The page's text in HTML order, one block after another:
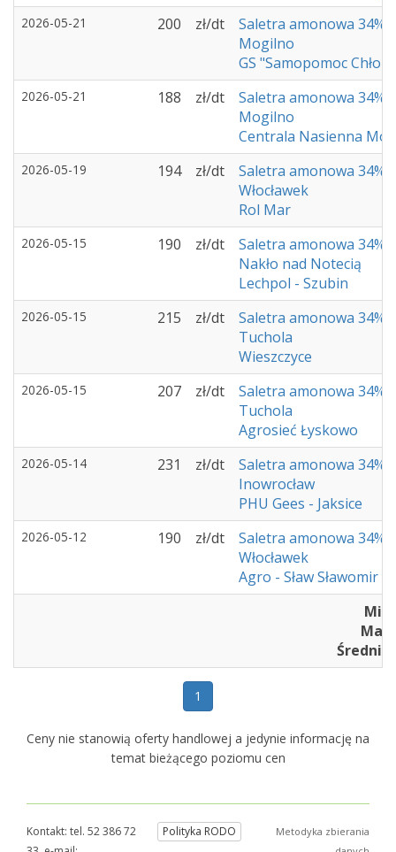
2026-05-21 200 zł/dt
Saletra amonowa 34%
Mogilno
GS "Samopomoc
2026-05-21 188 zł/dt
Saletra amonowa 34%
Mogilno
Centrala Nasienna
2026-05-19 194 zł/dt
Saletra amonowa 34%
Włocławek
Rol Mar
2026-05-15 190 zł/dt
Saletra amonowa 34%
Nakło nad Notecią
Lechpol - Szubin
2026-05-15 215 zł/dt
Saletra amonowa 34%
Tuchola
Wieszczyce
2026-05-15 207 zł/dt
Saletra amonowa 34%
Tuchola
Agrosieć Łyskowo
2026-05-14 231 zł/dt
Saletra amonowa 34%
Inowrocław
PHU Gees - Jaksice
2026-05-12 190 zł/dt
Saletra amonowa 34%
Włocławek
Agro - Sław Sławomir
Min
Max
Średnia
1
Ceny nie stanowią oferty handlowej a jedynie informację na
temat bieżącego poziomu cen
Kontakt: tel. 52 386 72
Polityka RODO
Metodyka zbierania